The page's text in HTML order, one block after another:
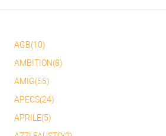
AGB(10)
AMBITION(8)
AMIG(55)
APECS(24)
APRILE(5)